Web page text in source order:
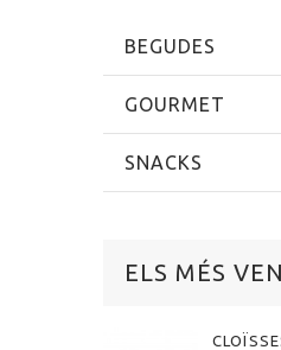
BEGUDES
GOURMET
SNACKS
ELS MÉS